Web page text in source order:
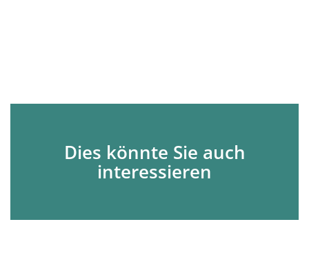
Dies könnte Sie auch
interessieren